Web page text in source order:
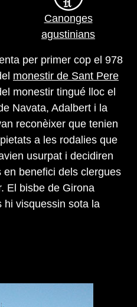
Canonges
agustinians
per primer cop el 978
monestir de Sant Pere
monestir tingué lloc el
Navata, Adalbert i la
reconèixer que tenien
a les rodalies que
usurpat i decidiren
benefici dels clergues
El bisbe de Girona
hi visquessin sota la